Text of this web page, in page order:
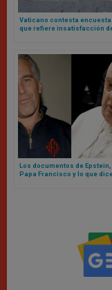
Vaticano contesta encuesta
que refiere insatisfacción
Los documentos de Epstein,
Papa Francisco y lo que